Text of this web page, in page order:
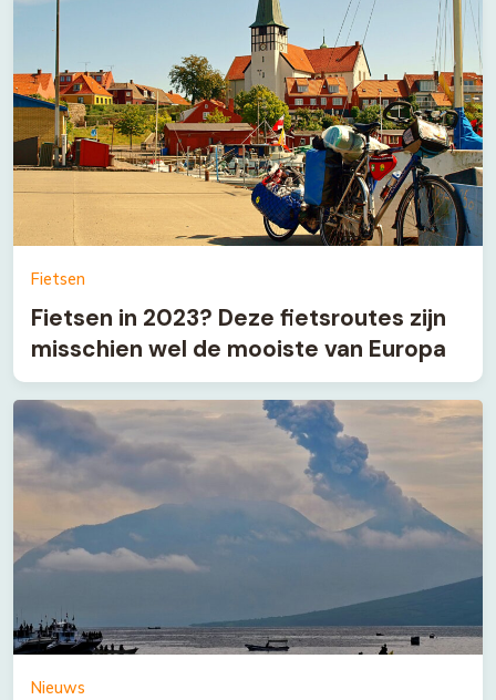
Fietsen
Fietsen in 2023? Deze fietsroutes zijn
misschien wel de mooiste van Europa
Nieuws